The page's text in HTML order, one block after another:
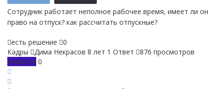
Сотрудник работает неполное рабочее время, имеет ли он
право на отпуск? как рассчитать отпускные?
есть решение
0
Кадры
Дима Некрасов 8 лет 1 Ответ
876 просмотров
Новичок 0